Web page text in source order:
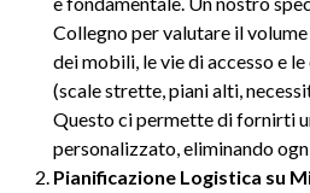
Collegno per valutare il
dei mobili, le vie di accesso e
(scale strette, piani alti,
Questo ci permette di fornirti
personalizzato, eliminando
Pianificazione Logistica su